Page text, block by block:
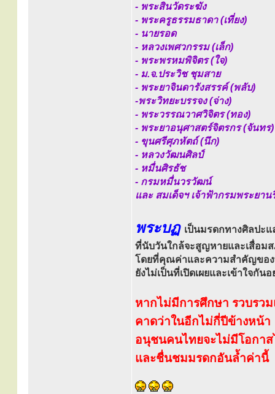
- พระสินวัดระฆัง
- พระครูธรรมธาดา (เที่ยง)
- นายรอด
- หลวงเพศวกรรม (เล็ก)
- พระพรหมพิจิตร (ใจ)
- ม.จ.ประวิช ชุมสาย
- พระยาจินดารังสรรค์ (พลับ)
-พระวิทยะบรรจง (จ่าง)
- พระวรรณวาศวิจิตร (ทอง)
- พระยาอนุศาสตร์จิตรกร (จันทร)
- ขุนศรีศุภหัตถ์ (นึก)
- หลวงวัฒนศิลป์
- หมื่นศิรธัช
- กรมหมื่นวรวัฒน์
และ สมเด็จฯ เจ้าฟ้ากรมพระยา
พระบฏ เป็นมรดกทางศิลปะ
ที่นับวันใกล้จะสูญหายและเสื่อม
โดยที่คุณค่าและความสำคัญขอ
ยังไม่เป็นที่เปิดเผยและเข้าใจกัน
หากไม่มีการศึกษา รวบรวม
คาดว่าในอีกไม่กี่ปีข้างหน้า
อนุชนคนไทยจะไม่มีโอกาส
และชื่นชมมรดกอันล้ำค่านี้